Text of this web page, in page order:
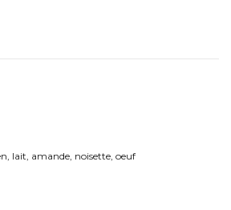
lait, amande, noisette, oeuf